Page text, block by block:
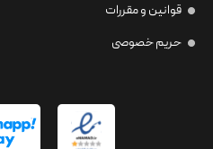
قوانین و مقررات
حریم خصوصی